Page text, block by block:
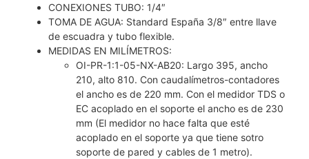
CONEXIONES TUBO: 1/4″
TOMA DE AGUA: Standard España 3/8″ entre llave
de escuadra y tubo flexible.
MEDIDAS EN MILÍMETROS:
OI-PR-1:1-05-NX-AB20: Largo 395, ancho
210, alto 810. Con caudalímetros-contadores
el ancho es de 220 mm. Con el medidor TDS o
EC acoplado en el soporte el ancho es de 230
mm (El medidor no hace falta que esté
acoplado en el soporte ya que tiene sotro
soporte de pared y cables de 1 metro).